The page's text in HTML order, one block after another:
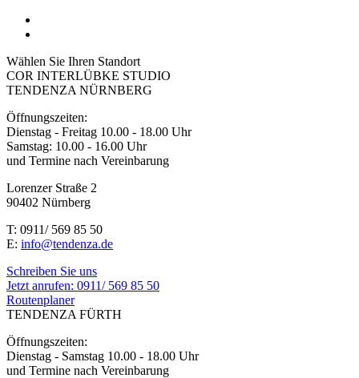
Wählen Sie Ihren Standort
COR INTERLÜBKE STUDIO
TENDENZA NÜRNBERG
Öffnungszeiten:
Dienstag - Freitag 10.00 - 18.00 Uhr
Samstag: 10.00 - 16.00 Uhr
und Termine nach Vereinbarung
Lorenzer Straße 2
90402 Nürnberg
T: 0911/ 569 85 50
E: info@tendenza.de
Schreiben Sie uns
Jetzt anrufen: 0911/ 569 85 50
Routenplaner
TENDENZA FÜRTH
Öffnungszeiten:
Dienstag - Samstag 10.00 - 18.00 Uhr
und Termine nach Vereinbarung